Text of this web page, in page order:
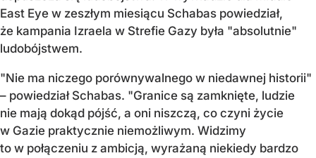
East Eye w zeszłym miesiącu Schabas powiedział,
że kampania Izraela w Strefie Gazy była "absolutnie"
ludobójstwem.
"Nie ma niczego porównywalnego w niedawnej historii"
– powiedział Schabas. "Granice są zamknięte, ludzie
nie mają dokąd pójść, a oni niszczą, co czyni życie
w Gazie praktycznie niemożliwym. Widzimy
to w połączeniu z ambicją, wyrażaną niekiedy bardzo